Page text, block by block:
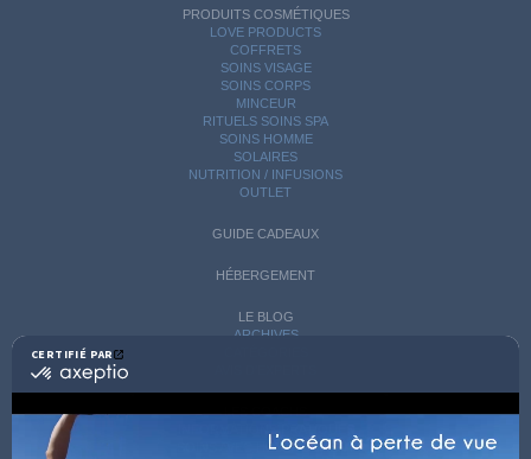
CERTIFIÉ PAR
certifié
PRODUITS COSMÉTIQUES
LOVE PRODUCTS
COFFRETS
SOINS VISAGE
SOINS CORPS
MINCEUR
RITUELS SOINS SPA
SOINS HOMME
SOLAIRES
NUTRITION / INFUSIONS
OUTLET
GUIDE CADEAUX
HÉBERGEMENT
LE BLOG
ARCHIVES
LES COACHS
SOINS AVEC HÉBERGEMENT